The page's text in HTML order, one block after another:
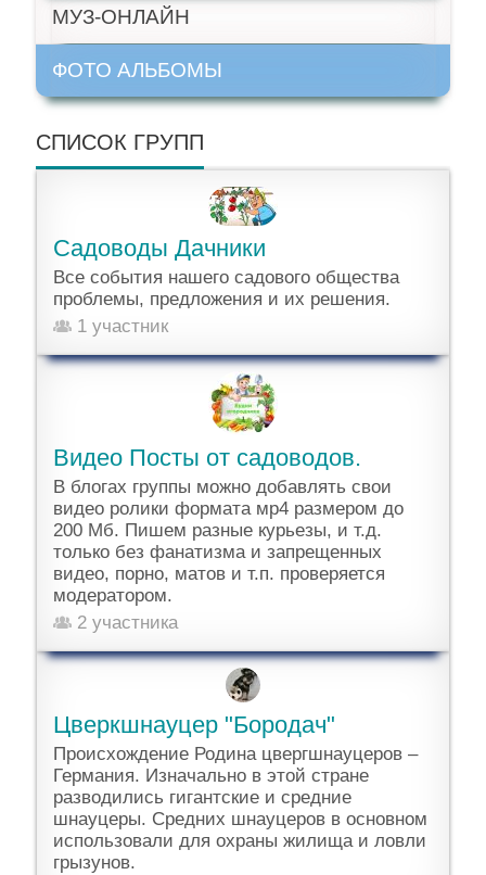
МУЗ-ОНЛАЙН
ФОТО АЛЬБОМЫ
СПИСОК ГРУПП
Садоводы Дачники
Все события нашего садового общества
проблемы, предложения и их решения.
1 участник
Видео Посты от садоводов.
В блогах группы можно добавлять свои
видео ролики формата мр4 размером до
200 Мб. Пишем разные курьезы, и т.д.
только без фанатизма и запрещенных
видео, порно, матов и т.п. проверяется
модератором.
2 участника
Цверкшнауцер "Бородач"
Происхождение Родина цвергшнауцеров –
Германия. Изначально в этой стране
разводились гигантские и средние
шнауцеры. Средних шнауцеров в основном
использовали для охраны жилища и ловли
грызунов.